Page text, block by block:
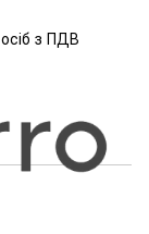
з ПДВ